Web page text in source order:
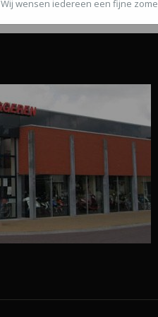
Wij wensen iedereen een fijne